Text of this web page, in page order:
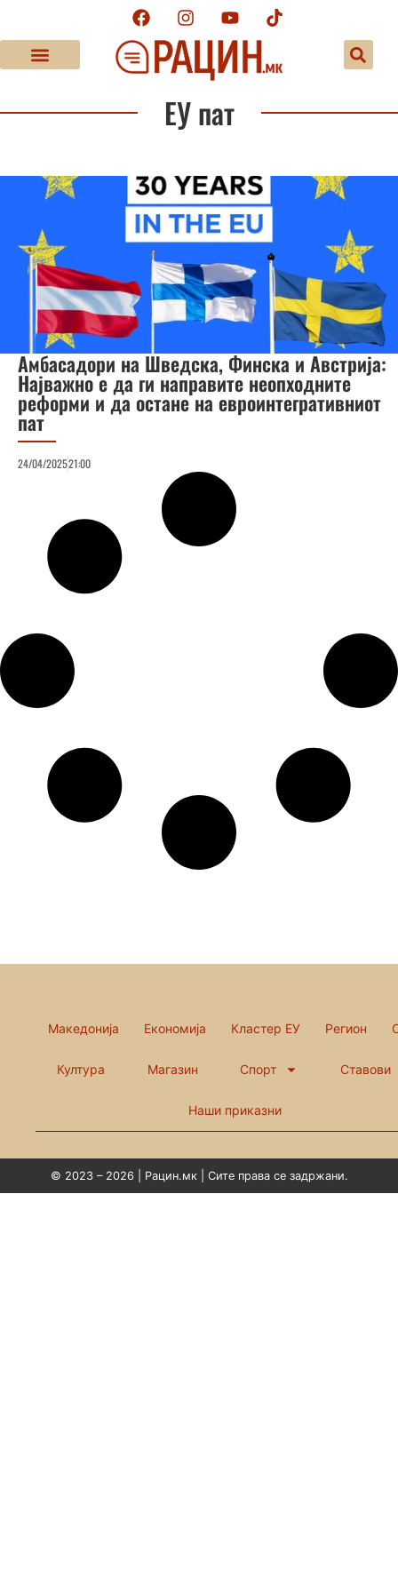
ЕУ пат
Амбасадори на Шведска, Финска и Австрија:
Најважно е да ги направите неопходните
реформи и да остане на евроинтегративниот
пат
24/04/202521:00
Македонија Економија Кластер ЕУ Регион
Култура Магазин Спорт Ставови
Наши приказни
© 2023 – 2026 | Рацин.мк | Сите права се задржани.